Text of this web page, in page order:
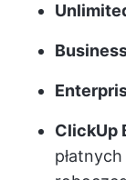
ClickUp